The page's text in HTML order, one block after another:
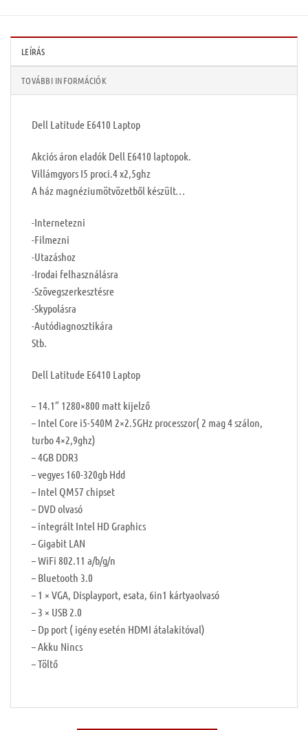
LEÍRÁS
TOVÁBBI INFORMÁCIÓK
Dell Latitude E6410 Laptop
Akciós áron eladók Dell E6410 laptopok.
Villámgyors I5 proci.4 x2,5ghz
A ház magnéziumötvözetből készült…
-Internetezni
-Filmezni
-Utazáshoz
-Irodai felhasználásra
-Szövegszerkesztésre
-Skypolásra
-Autódiagnosztikára
Stb.
Dell Latitude E6410 Laptop
– 14.1″ 1280×800 matt kijelző
– Intel Core i5-540M 2×2.5GHz processzor( 2 mag 4 szálon,
turbo 4×2,9ghz)
– 4GB DDR3
– vegyes 160-320gb Hdd
– Intel QM57 chipset
– DVD olvasó
– integrált Intel HD Graphics
– Gigabit LAN
– WiFi 802.11 a/b/g/n
– Bluetooth 3.0
– 1 × VGA, Displayport, esata, 6in1 kártyaolvasó
– 3 × USB 2.0
– Dp port ( igény esetén HDMI átalakitóval)
– Akku Nincs
– Töltő